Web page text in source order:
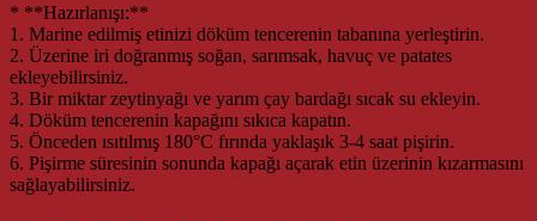
* **Hazırlanışı:**
1. Marine edilmiş etinizi döküm tencerenin tabanına yerleştirin.
2. Üzerine iri doğranmış soğan, sarımsak, havuç ve patates
ekleyebilirsiniz.
3. Bir miktar zeytinyağı ve yarım çay bardağı sıcak su ekleyin.
4. Döküm tencerenin kapağını sıkıca kapatın.
5. Önceden ısıtılmış 180°C fırında yaklaşık 3-4 saat pişirin.
6. Pişirme süresinin sonunda kapağı açarak etin üzerinin kızarmasını
sağlayabilirsiniz.